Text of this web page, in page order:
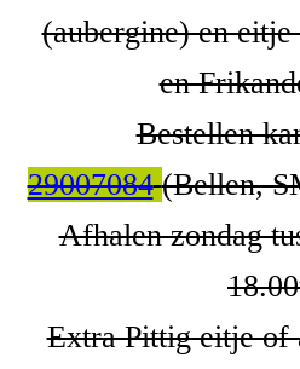
(aubergine) en
en
Bestellen
29007084 (Bellen,
Afhalen zondag
Extra Pittig eitje of